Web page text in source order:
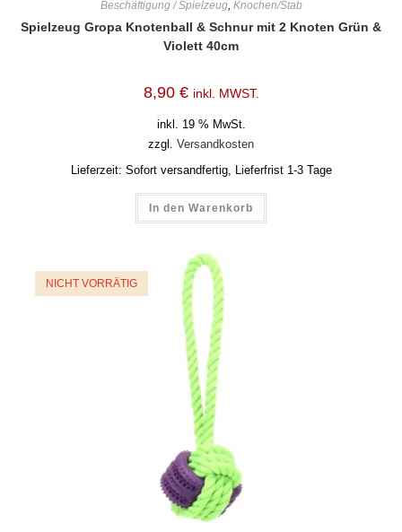
Beschäftigung / Spielzeug, Knochen/Stab
Spielzeug Gropa Knotenball & Schnur mit 2 Knoten Grün &
Violett 40cm
8,90 € inkl. MWST.
inkl. 19 % MwSt.
zzgl. Versandkosten
Lieferzeit: Sofort versandfertig, Lieferfrist 1-3 Tage
In den Warenkorb
NICHT VORRÄTIG